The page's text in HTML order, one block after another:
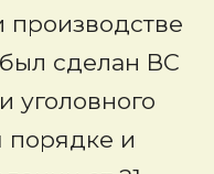
производстве
сделан ВС
уголовного
порядке и